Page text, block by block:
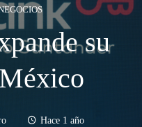
su
Hace 1 año